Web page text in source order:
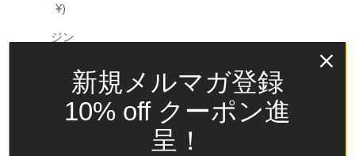
¥)
ジン
(USD新規メルマガ登録
10% off クーポン進
呈！